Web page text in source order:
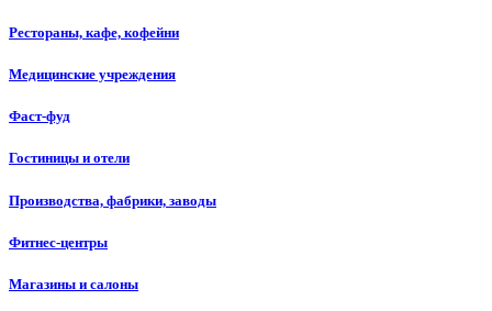
Рестораны, кафе, кофейни
Медицинские учреждения
Фаст-фуд
Гостиницы и отели
Производства, фабрики, заводы
Фитнес-центры
Магазины и салоны